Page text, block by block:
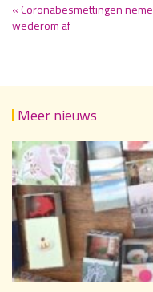
« Coronabesmettingen
wederom af
Meer nieuws